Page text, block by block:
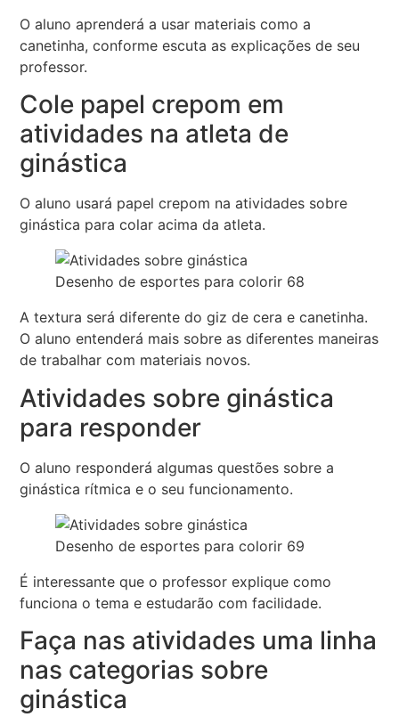
O aluno aprenderá a usar materiais como a
canetinha, conforme escuta as explicações de seu
professor.
Cole papel crepom em
atividades na atleta de
ginástica
O aluno usará papel crepom na atividades sobre
ginástica para colar acima da atleta.
Desenho de esportes para colorir 68
A textura será diferente do giz de cera e canetinha.
O aluno entenderá mais sobre as diferentes maneiras
de trabalhar com materiais novos.
Atividades sobre ginástica
para responder
O aluno responderá algumas questões sobre a
ginástica rítmica e o seu funcionamento.
Desenho de esportes para colorir 69
É interessante que o professor explique como
funciona o tema e estudarão com facilidade.
Faça nas atividades uma linha
nas categorias sobre
ginástica